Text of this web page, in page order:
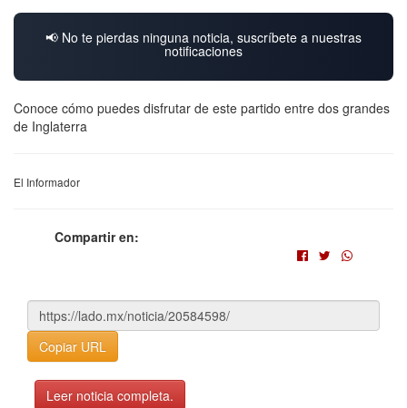
📢 No te pierdas ninguna noticia, suscríbete a nuestras
notificaciones
Conoce cómo puedes disfrutar de este partido entre dos grandes
de Inglaterra
El Informador
Compartir en:
Copiar URL
Leer noticia completa.